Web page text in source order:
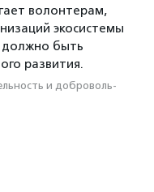
волонтерам,
экосистемы
должно быть
развития.
и доброволь­